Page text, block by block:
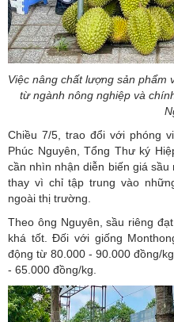
Việc nâng chất lượng sản phẩm
từ ngành nông nghiệp và
Chiều 7/5, trao đổi với phóng
Phúc Nguyên, Tổng Thư ký
cần nhìn nhận diễn biến giá sầu
thay vì chỉ tập trung vào
ngoài thị trường.
Theo ông Nguyên, sầu riêng
khá tốt. Đối với giống
động từ 80.000 - 90.000 đồng/
- 65.000 đồng/kg.